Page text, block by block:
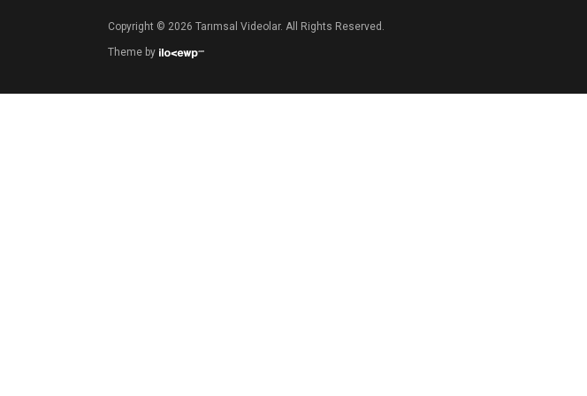
Copyright © 2026 Tarımsal Videolar. All Rights Reserved.
Theme by